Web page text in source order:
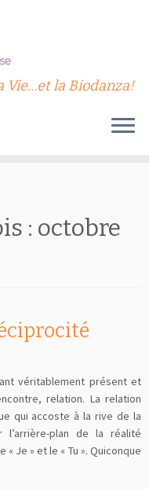
Vie…et la Biodanza!
: octobre
véritablement présent et
relation. La relation
qui accoste à la rive de la
plan de la réalité
« Je » et le « Tu ». Quiconque